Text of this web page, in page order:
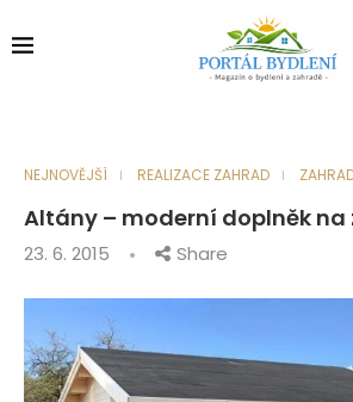
NEJNOVĚJŠÍ REALIZACE ZAHRAD
Altány – moderní doplněk na
23. 6. 2015 Share